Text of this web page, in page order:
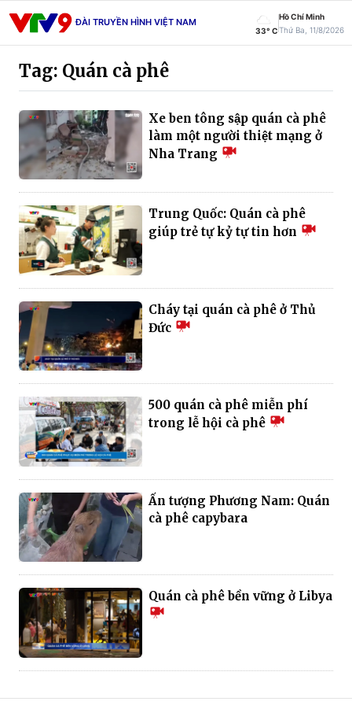
ĐÀI TRUYỀN HÌNH VIỆT NAM
33° C
Hồ Chí Minh
Thứ Ba, 11/8/2026
Tag: Quán cà phê
Xe ben tông sập quán cà phê
làm một người thiệt mạng ở
Nha Trang
Trung Quốc: Quán cà phê
giúp trẻ tự kỷ tự tin hơn
Cháy tại quán cà phê ở Thủ
Đức
500 quán cà phê miễn phí
trong lễ hội cà phê
Ấn tượng Phương Nam: Quán
cà phê capybara
Quán cà phê bền vững ở Libya